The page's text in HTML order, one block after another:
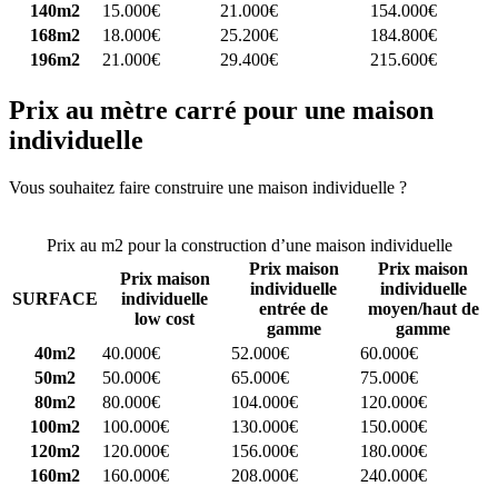
140m2
15.000€ 21.000€
154.000€
168m2
18.000€ 25.200€
184.800€
196m2
21.000€ 29.400€ 215.600€
Prix au mètre carré pour une maison
individuelle
Vous souhaitez faire construire une maison individuelle ?
Prix au m2 pour la construction d’une maison individuelle
SURFACE
Prix maison
individuelle
low cost
Prix maison
individuelle
entrée de
gamme
Prix maison
individuelle
moyen/haut de
gamme
40m2
40.000€ 52.000€
60.000€
50m2
50.000€ 65.000€
75.000€
80m2
80.000€ 104.000€
120.000€
100m2
100.000€ 130.000€
150.000€
120m2
120.000€ 156.000€
180.000€
160m2
160.000€ 208.000€
240.000€